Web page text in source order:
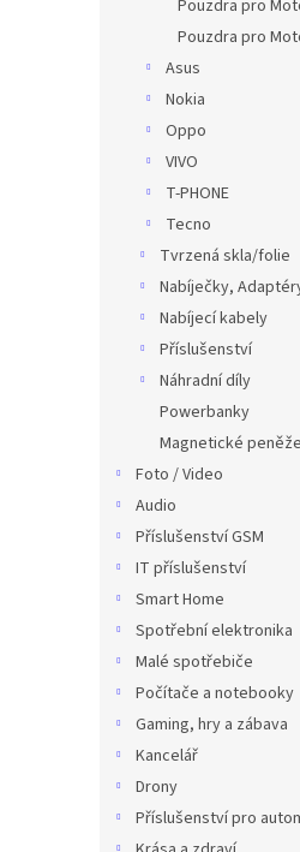
Pouzdra pro
Pouzdra pro
Asus
Nokia
Oppo
VIVO
T-PHONE
Tecno
Tvrzená skla/folie
Nabíječky,
Nabíjecí kabely
Příslušenství
Náhradní díly
Powerbanky
Magnetické
Foto / Video
Audio
Příslušenství GSM
IT příslušenství
Smart Home
Spotřební elektronika
Malé spotřebiče
Počítače a notebooky
Gaming, hry a zábava
Kancelář
Drony
Příslušenství pro